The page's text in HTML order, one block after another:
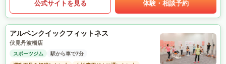
公式サイトを見る 体験・相談予約
アルペンクイックフィットネス
伏見丹波橋店
スポーツジム
駅から車で7分